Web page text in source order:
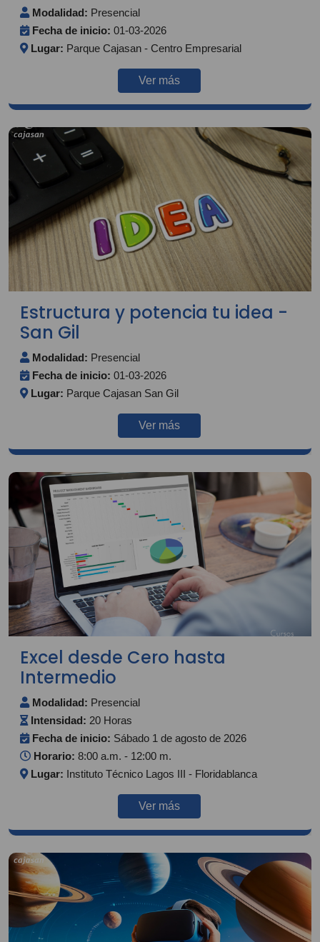
Modalidad: Presencial
Fecha de inicio: 01-03-2026
Lugar: Parque Cajasan - Centro Empresarial
Ver más
Estructura y potencia tu idea -
San Gil
Modalidad: Presencial
Fecha de inicio: 01-03-2026
Lugar: Parque Cajasan San Gil
Ver más
Excel desde Cero hasta
Intermedio
Modalidad: Presencial
Intensidad: 20 Horas
Fecha de inicio: Sábado 1 de agosto de 2026
Horario: 8:00 a.m. - 12:00 m.
Lugar: Instituto Técnico Lagos III - Floridablanca
Ver más